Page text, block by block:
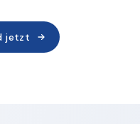
jetzt